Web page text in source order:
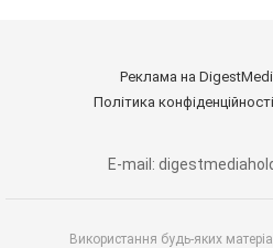
Реклама на
Політика конфіденційності
E-mail:
Використання будь-яких